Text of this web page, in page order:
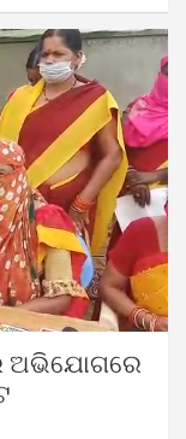
ଅଭିଯୋଗରେ